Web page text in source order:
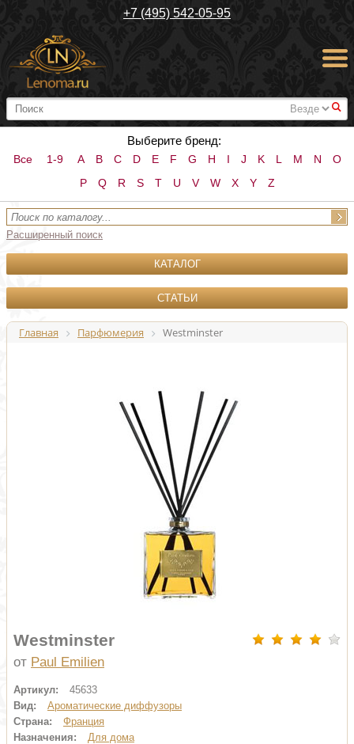
+7 (495) 542-05-95
#
Выберите бренд:
Все 1-9 A B C D E F G H I J K L M N
O
P
Q R S T U V W X Y Z
Расширенный поиск
КАТАЛОГ
СТАТЬИ
Главная Парфюмерия Westminster
Westminster
от Paul Emilien
Артикул:
45633
Вид:
Ароматические диффузоры
Страна:
Франция
Назначения:
Для дома